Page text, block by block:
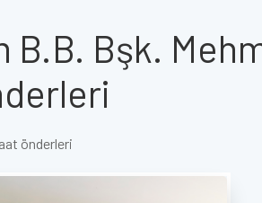
B.B. Bşk.
önderleri